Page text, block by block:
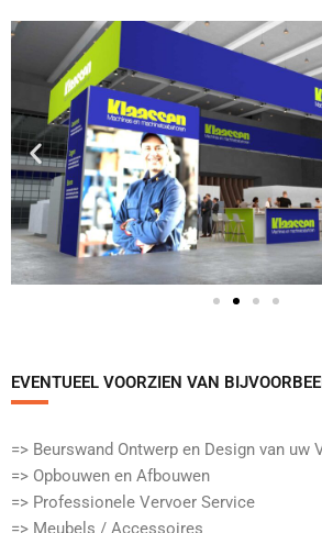
EVENTUEEL VOORZIEN VAN
=> Beurswand Ontwerp en Design van uw
=> Opbouwen en Afbouwen
=> Professionele Vervoer Service
=> Meubels / Accessoires